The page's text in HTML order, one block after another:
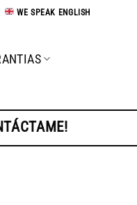
WE SPEAK ENGLISH